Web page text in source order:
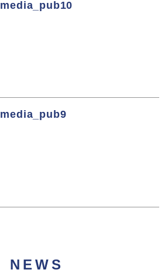
media_pub10
media_pub9
NEWS